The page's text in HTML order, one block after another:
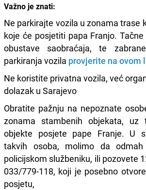
Važno je znati:
Ne parkirajte vozila u zonama trase
koje će posjetiti papa Franjo.
obustave saobraćaja, te
parkiranja vozila provjerite na ovom
Ne koristite privatna vozila, već
dolazak u Sarajevo
Obratite pažnju na nepoznate
zonama stambenih objekata, uz
objekte posjete pape Franje. U
takvih osoba, molimo da
policijskom službeniku, ili pozovete
033/779-118, koji je posebno
posjetu,